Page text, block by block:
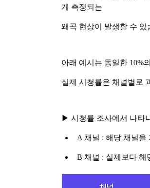
게 측정되는
왜곡 현상이 발생할 수 있
아래 예시는 동일한 10%
실제 시청률은 채널별로
▶ 시청률 조사에서 나타
A 채널 : 해당 채널
B 채널 : 실제보다 해